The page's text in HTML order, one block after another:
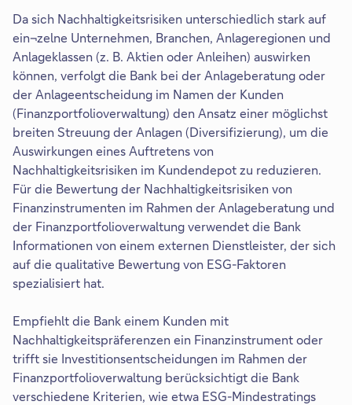
Da sich Nachhaltigkeitsrisiken unterschiedlich stark auf
ein¬zelne Unternehmen, Branchen, Anlageregionen und
Anlageklassen (z. B. Aktien oder Anleihen) auswirken
können, verfolgt die Bank bei der Anlageberatung oder
der Anlageentscheidung im Namen der Kunden
(Finanzportfolioverwaltung) den Ansatz einer möglichst
breiten Streuung der Anlagen (Diversifizierung), um die
Auswirkungen eines Auftretens von
Nachhaltigkeitsrisiken im Kundendepot zu reduzieren.
Für die Bewertung der Nachhaltigkeitsrisiken von
Finanzinstrumenten im Rahmen der Anlageberatung und
der Finanzportfolioverwaltung verwendet die Bank
Informationen von einem externen Dienstleister, der sich
auf die qualitative Bewertung von ESG-Faktoren
spezialisiert hat.
Empfiehlt die Bank einem Kunden mit
Nachhaltigkeitspräferenzen ein Finanzinstrument oder
trifft sie Investitionsentscheidungen im Rahmen der
Finanzportfolioverwaltung berücksichtigt die Bank
verschiedene Kriterien, wie etwa ESG-Mindestratings